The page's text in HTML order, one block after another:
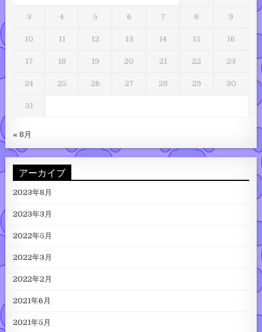
3 4 5 6 7 8 9
10 11 12 13 14 15 16
17 18 19 20 21 22 23
24 25 26 27 28 29 30
31
« 8月
アーカイブ
2023年8月
2023年3月
2022年5月
2022年3月
2022年2月
2021年6月
2021年5月